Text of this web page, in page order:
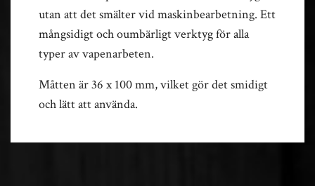
utan att det smälter vid maskinbearbetning. Ett
mångsidigt och oumbärligt verktyg för alla
typer av vapenarbeten.
Måtten är 36 x 100 mm, vilket gör det smidigt
och lätt att använda.